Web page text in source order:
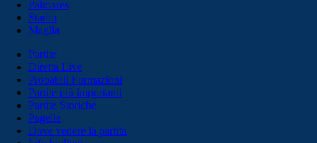
Palmares
Stadio
Maglia
Partite
Diretta Live
Probabili Formazioni
Partite più importanti
Partite Storiche
Pagelle
Dove vedere la partita